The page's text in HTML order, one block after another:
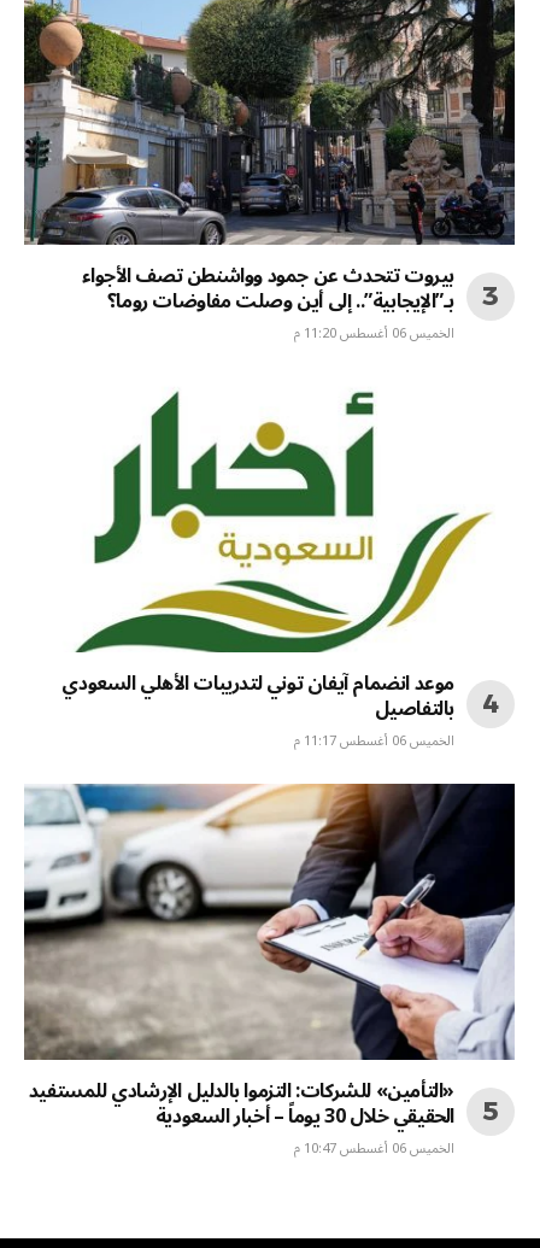
بيروت تتحدث عن جمود وواشنطن تصف الأجواء
بـ”الإيجابية”.. إلى أين وصلت مفاوضات روما؟
الخميس 06 أغسطس 11:20 م
موعد انضمام آيفان توني لتدريبات الأهلي السعودي
بالتفاصيل
الخميس 06 أغسطس 11:17 م
«التأمين» للشركات: التزموا بالدليل الإرشادي للمستفيد
الحقيقي خلال 30 يوماً – أخبار السعودية
الخميس 06 أغسطس 10:47 م